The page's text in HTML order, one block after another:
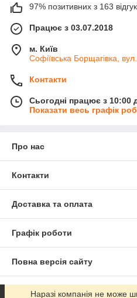
97% позитивних з 163
Працює з 03.07.2018
м. Київ
Софіївська Борщагівка,
Контакти
Сьогодні працює з 10:00
Показати весь графік
Про нас
Контакти
Доставка та оплата
Графік роботи
Повна версія сайту
Сайт створено на
Наразі компанія не може